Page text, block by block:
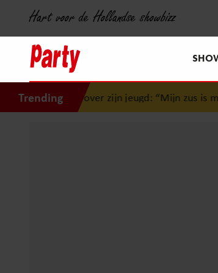
Hart voor de Hollandse showbizz
Trending
over zijn jeugd: “Mijn zus is mijn morele